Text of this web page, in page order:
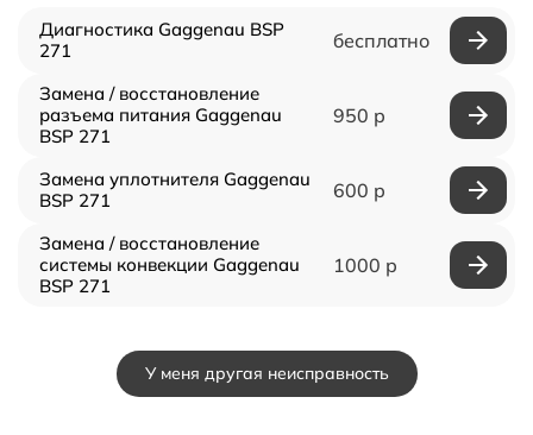
Диагностика Gaggenau BSP
271
бесплатно
Замена / восстановление
разъема питания Gaggenau
BSP 271
950 р
Замена уплотнителя Gaggenau
BSP 271
600 р
Замена / восстановление
системы конвекции Gaggenau
BSP 271
1000 р
У меня другая неисправность